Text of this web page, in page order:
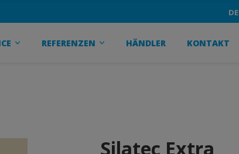
DE
REFERENZEN HÄNDLER KONTAKT
Silatec Extra